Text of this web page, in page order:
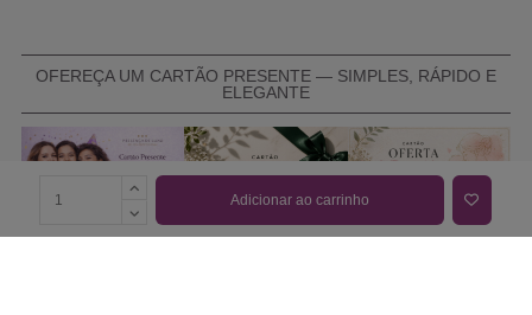
Adicionar ao carrinho
OFEREÇA UM CARTÃO PRESENTE — SIMPLES, RÁPIDO E
ELEGANTE